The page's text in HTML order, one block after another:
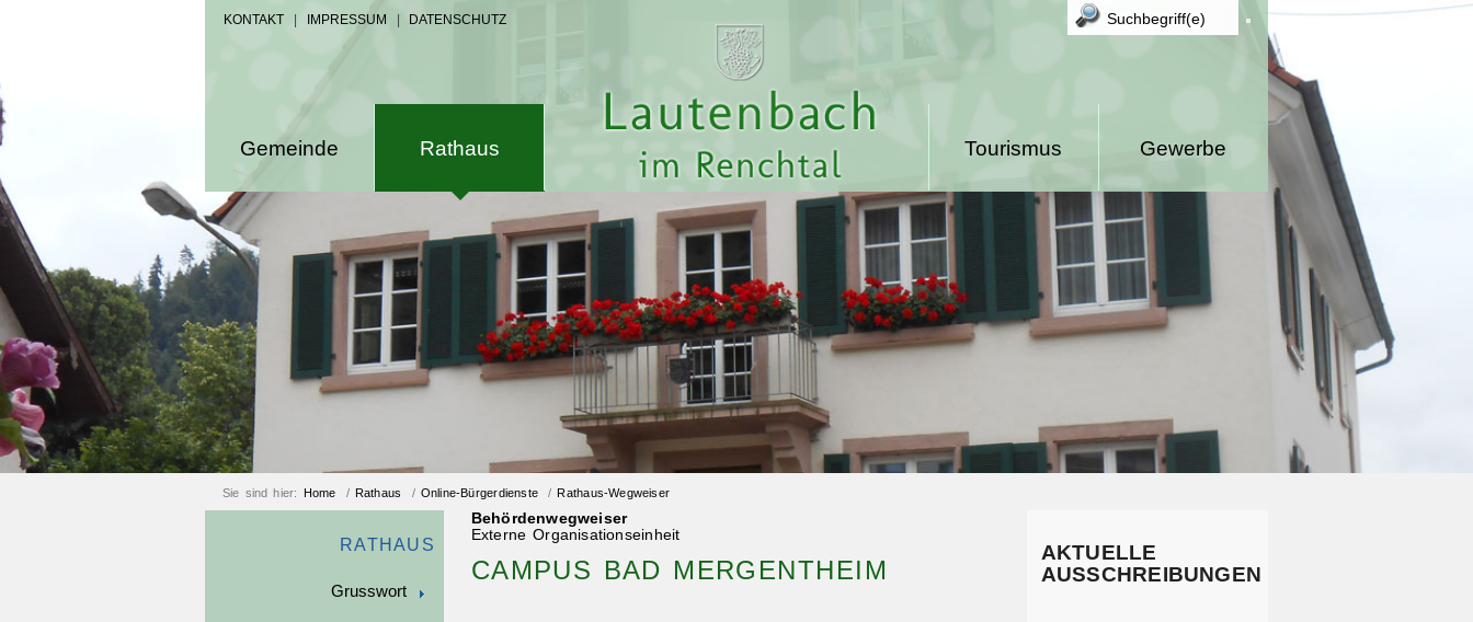
KONTAKT IMPRESSUM DATENSCHUTZ
Gemeinde Rathaus Gewerbe
Tourismus
Sie sind hier: Home / Rathaus / Online-Bürgerdienste / Rathaus-Wegweiser
RATHAUS
Grusswort
Behördenwegweiser
Externe Organisationseinheit
CAMPUS BAD MERGENTHEIM
AKTUELLE
AUSSCHREIBUNGEN